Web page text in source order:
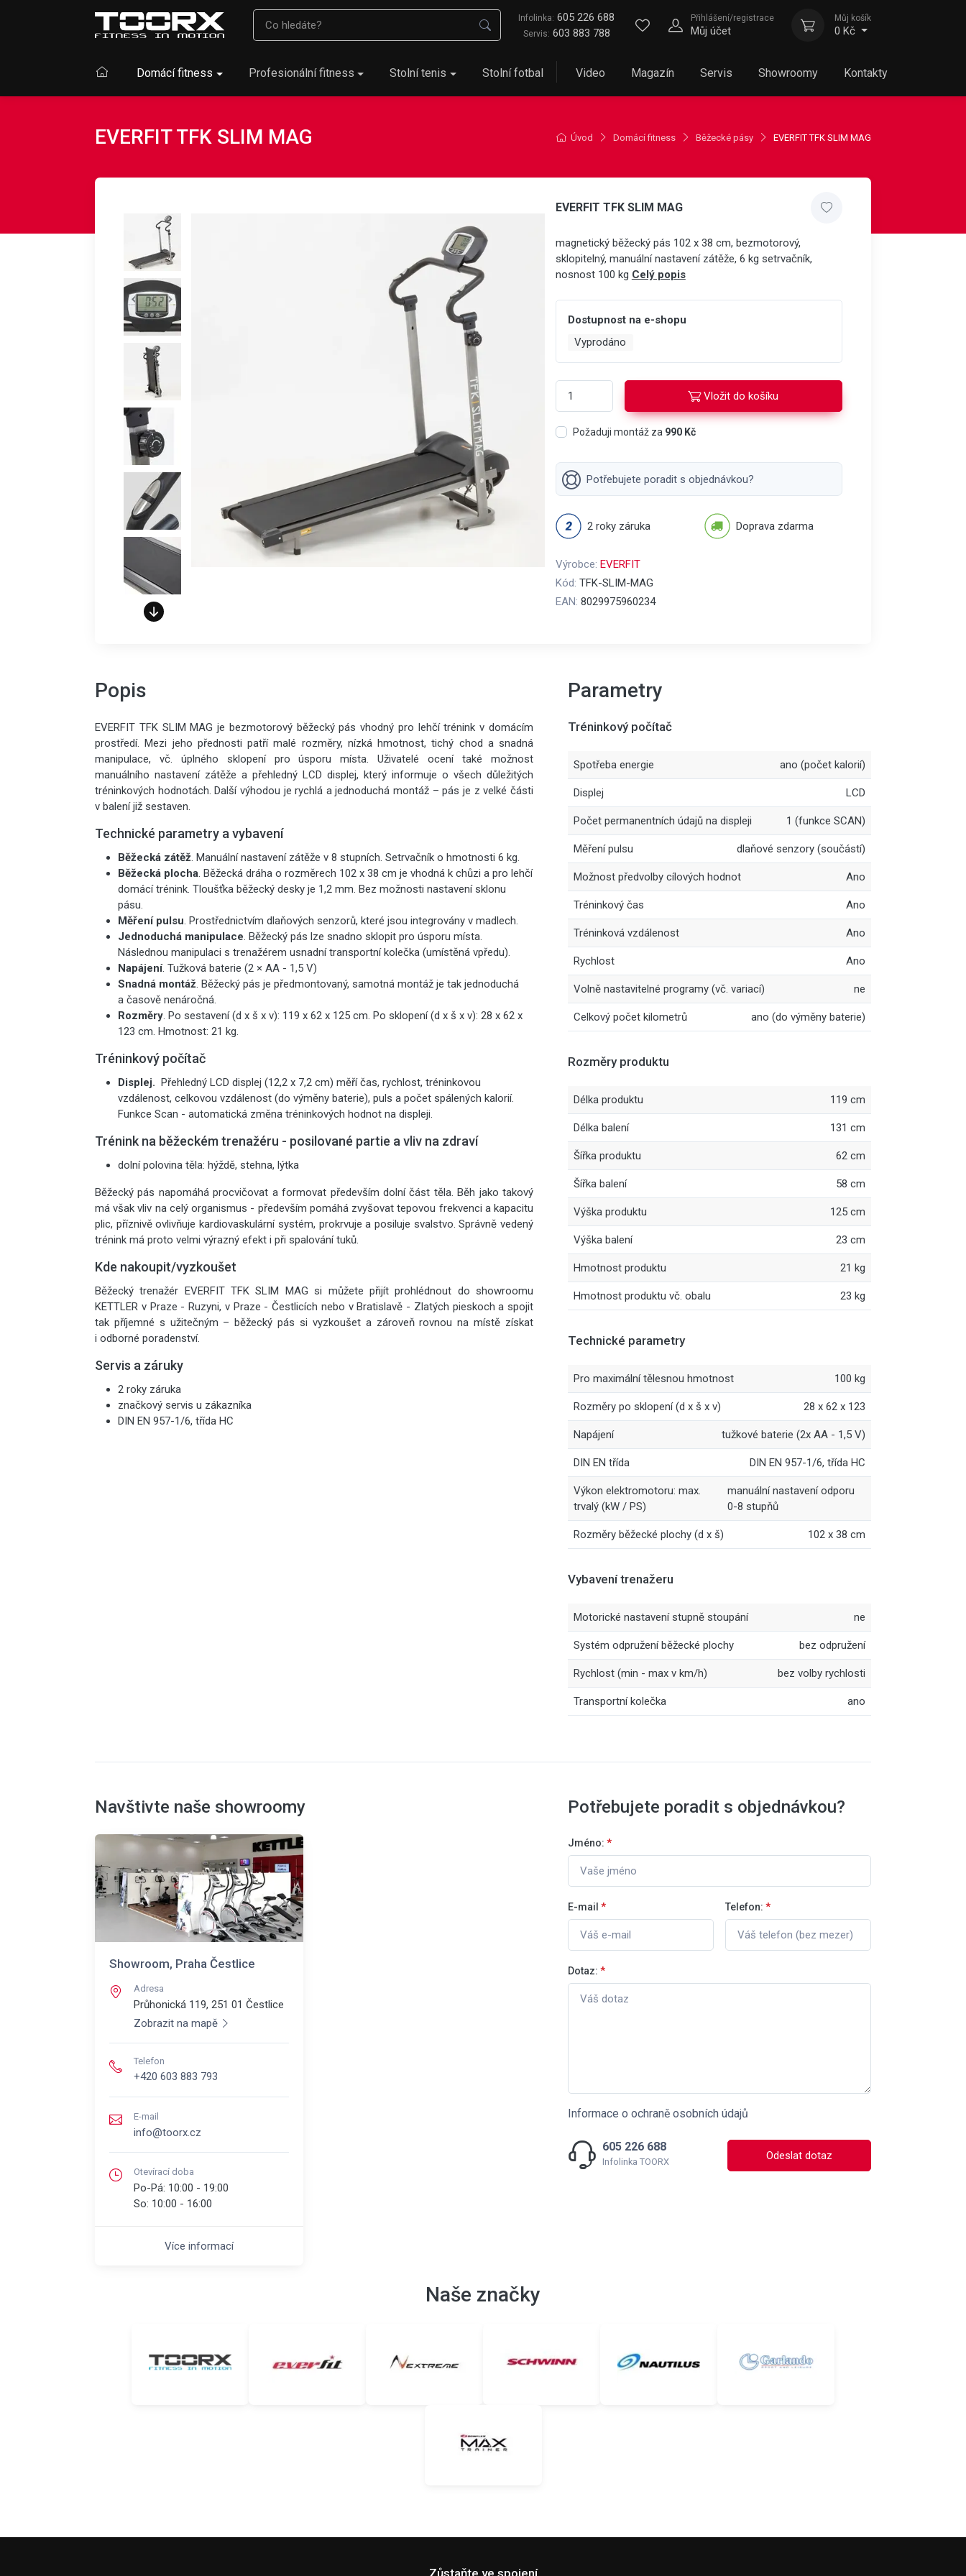
Infolinka: 605 226 688
Servis: 603 883 788
Přihlášení/registrace
Můj účet
Můj košík
0 Kč
Domácí fitness Profesionální fitness Stolní tenis Stolní fotbal Video Magazín Servis Showroomy Kontakty
Úvod Domácí fitness Běžecké pásy EVERFIT TFK SLIM MAG
EVERFIT TFK SLIM MAG
EVERFIT TFK SLIM MAG
magnetický běžecký pás 102 x 38 cm, bezmotorový,
sklopitelný, manuální nastavení zátěže, 6 kg setrvačník,
nosnost 100 kg Celý popis
Dostupnost na e-shopu
Vyprodáno
Vložit do košíku
Požaduji montáž za 990 Kč
Potřebujete poradit s objednávkou?
2 roky záruka Doprava zdarma
Výrobce: EVERFIT
Kód: TFK-SLIM-MAG
EAN: 8029975960234
Popis
EVERFIT TFK SLIM MAG je bezmotorový běžecký pás vhodný pro lehčí trénink v domácím
prostředí. Mezi jeho přednosti patří malé rozměry, nízká hmotnost, tichý chod a snadná
manipulace, vč. úplného sklopení pro úsporu místa. Uživatelé ocení také možnost
manuálního nastavení zátěže a přehledný LCD displej, který informuje o všech důležitých
tréninkových hodnotách. Další výhodou je rychlá a jednoduchá montáž – pás je z velké části
v balení již sestaven.
Technické parametry a vybavení
Běžecká zátěž. Manuální nastavení zátěže v 8 stupních. Setrvačník o hmotnosti 6 kg.
Běžecká plocha. Běžecká dráha o rozměrech 102 x 38 cm je vhodná k chůzi a pro lehčí
domácí trénink. Tloušťka běžecký desky je 1,2 mm. Bez možnosti nastavení sklonu
pásu.
Měření pulsu. Prostřednictvím dlaňových senzorů, které jsou integrovány v madlech.
Jednoduchá manipulace. Běžecký pás lze snadno sklopit pro úsporu místa.
Následnou manipulaci s trenažérem usnadní transportní kolečka (umístěná vpředu).
Napájení. Tužková baterie (2 × AA - 1,5 V)
Snadná montáž. Běžecký pás je předmontovaný, samotná montáž je tak jednoduchá
a časově nenáročná.
Rozměry. Po sestavení (d x š x v): 119 x 62 x 125 cm. Po sklopení (d x š x v): 28 x 62 x
123 cm. Hmotnost: 21 kg.
Tréninkový počítač
Displej. Přehledný LCD displej (12,2 x 7,2 cm) měří čas, rychlost, tréninkovou
vzdálenost, celkovou vzdálenost (do výměny baterie), puls a počet spálených kalorií.
Funkce Scan - automatická změna tréninkových hodnot na displeji.
Trénink na běžeckém trenažéru - posilované partie a vliv na zdraví
dolní polovina těla: hýždě, stehna, lýtka
Běžecký pás napomáhá procvičovat a formovat především dolní část těla. Běh jako takový
má však vliv na celý organismus - především pomáhá zvyšovat tepovou frekvenci a kapacitu
plic, příznivě ovlivňuje kardiovaskulární systém, prokrvuje a posiluje svalstvo. Správně vedený
trénink má proto velmi výrazný efekt i při spalování tuků.
Kde nakoupit/vyzkoušet
Běžecký trenažér EVERFIT TFK SLIM MAG si můžete přijít prohlédnout do showroomu
KETTLER v Praze - Ruzyni, v Praze - Čestlicích nebo v Bratislavě - Zlatých pieskoch a spojit
tak příjemné s užitečným – běžecký pás si vyzkoušet a zároveň rovnou na místě získat
i odborné poradenství.
Servis a záruky
2 roky záruka
značkový servis u zákazníka
DIN EN 957-1/6, třída HC
Parametry
Tréninkový počítač
Spotřeba energie ano (počet kalorií)
Displej LCD
Počet permanentních údajů na displeji 1 (funkce SCAN)
Měření pulsu dlaňové senzory (součástí)
Možnost předvolby cílových hodnot Ano
Tréninkový čas Ano
Tréninková vzdálenost Ano
Rychlost Ano
Volně nastavitelné programy (vč. variací) ne
Celkový počet kilometrů ano (do výměny baterie)
Rozměry produktu
Délka produktu 119 cm
Délka balení 131 cm
Šířka produktu 62 cm
Šířka balení 58 cm
Výška produktu 125 cm
Výška balení 23 cm
Hmotnost produktu 21 kg
Hmotnost produktu vč. obalu 23 kg
Technické parametry
Pro maximální tělesnou hmotnost 100 kg
Rozměry po sklopení (d x š x v) 28 x 62 x 123
Napájení tužkové baterie (2x AA - 1,5 V)
DIN EN třída DIN EN 957-1/6, třída HC
Výkon elektromotoru: max.
trvalý (kW / PS)
manuální nastavení odporu
0-8 stupňů
Rozměry běžecké plochy (d x š) 102 x 38 cm
Vybavení trenažeru
Motorické nastavení stupně stoupání ne
Systém odpružení běžecké plochy bez odpružení
Rychlost (min - max v km/h) bez volby rychlosti
Transportní kolečka ano
Navštivte naše showroomy
Showroom, Praha Čestlice
Adresa
Průhonická 119, 251 01 Čestlice
Zobrazit na mapě
Telefon
+420 603 883 793
E-mail
info@toorx.cz
Otevírací doba
Po-Pá: 10:00 - 19:00
So: 10:00 - 16:00
Více informací
Potřebujete poradit s objednávkou?
Jméno: *
E-mail * Telefon: *
Dotaz: *
Informace o ochraně osobních údajů
605 226 688
Infolinka TOORX Odeslat dotaz
Naše značky